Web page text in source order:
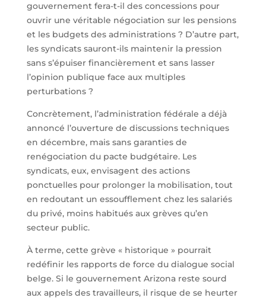
gouvernement fera-t-il des concessions pour
ouvrir une véritable négociation sur les pensions
et les budgets des administrations ? D’autre part,
les syndicats sauront-ils maintenir la pression
sans s’épuiser financièrement et sans lasser
l’opinion publique face aux multiples
perturbations ?
Concrètement, l’administration fédérale a déjà
annoncé l’ouverture de discussions techniques
en décembre, mais sans garanties de
renégociation du pacte budgétaire. Les
syndicats, eux, envisagent des actions
ponctuelles pour prolonger la mobilisation, tout
en redoutant un essoufflement chez les salariés
du privé, moins habitués aux grèves qu’en
secteur public.
À terme, cette grève « historique » pourrait
redéfinir les rapports de force du dialogue social
belge. Si le gouvernement Arizona reste sourd
aux appels des travailleurs, il risque de se heurter